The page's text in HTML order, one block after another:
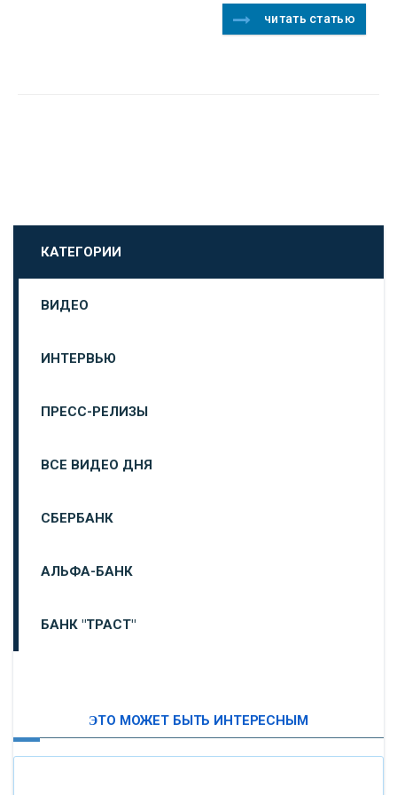
читать статью
КАТЕГОРИИ
ВИДЕО
ИНТЕРВЬЮ
ПРЕСС-РЕЛИЗЫ
ВСЕ ВИДЕО ДНЯ
СБЕРБАНК
АЛЬФА-БАНК
БАНК "ТРАСТ"
ЭТО МОЖЕТ БЫТЬ ИНТЕРЕСНЫМ